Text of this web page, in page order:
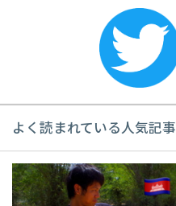
よく読まれている人気記事